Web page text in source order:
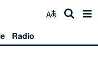
Radio